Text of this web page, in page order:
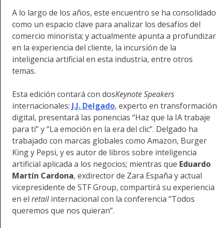
A lo largo de los años, este encuentro se ha consolidado
como un espacio clave para analizar los desafíos del
comercio minorista; y actualmente apunta a profundizar
en la experiencia del cliente, la incursión de la
inteligencia artificial en esta industria, entre otros
temas.
Esta edición contará con dosKeynote Speakers
internacionales: J.J. Delgado, experto en transformación
digital, presentará las ponencias “Haz que la IA trabaje
para ti” y “La emoción en la era del clic”. Delgado ha
trabajado con marcas globales como Amazon, Burger
King y Pepsi, y es autor de libros sobre inteligencia
artificial aplicada a los negocios; mientras que Eduardo
Martín Cardona, exdirector de Zara España y actual
vicepresidente de STF Group, compartirá su experiencia
en el retailinternacional con la conferencia “Todos
queremos que nos quieran”.